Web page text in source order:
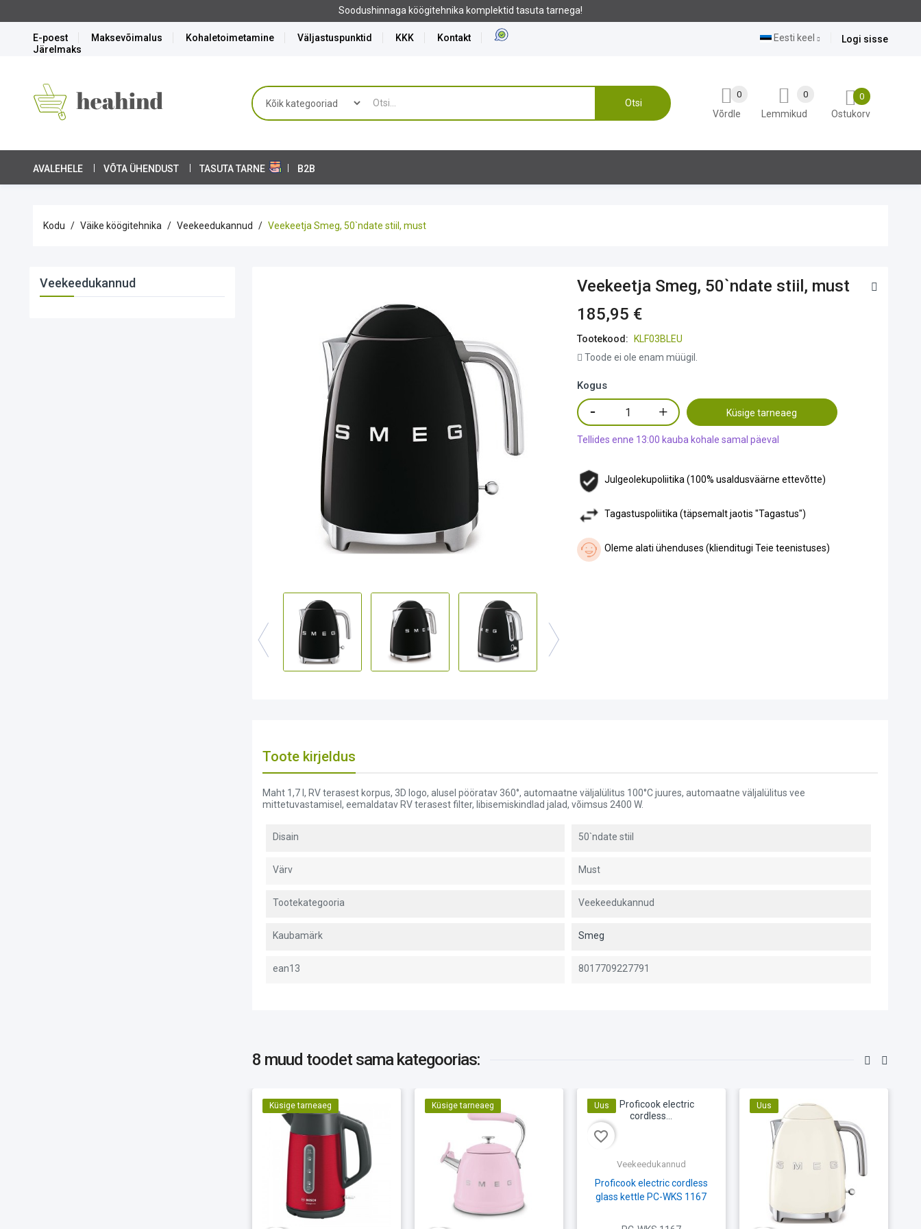
E-poest Maksevõimalus Kohaletoimetamine Väljastuspunktid KKK
Kontakt
Järelmaks
Logi sisse
Eesti keel
Otsi
0
Ostukorv
Lemmikud
0
Võrdle
0
AVALEHELE VÕTA ÜHENDUST TASUTA TARNE B2B
Kodu Väike köögitehnika Veekeedukannud Veekeetja Smeg, 50`ndate stiil, must
Veekeedukannud
Veekeetja Smeg, 50`ndate stiil, must
185,95 €
Tootekood:
KLF03BLEU
Toode ei ole enam müügil.
Kogus
Küsige tarneaeg
Tellides enne 13:00 kauba kohale samal päeval
Julgeolekupoliitika (100% usaldusväärne ettevõtte)
Tagastuspoliitika (täpsemalt jaotis "Tagastus")
Oleme alati ühenduses (klienditugi Teie teenistuses)
Toote kirjeldus
Maht 1,7 l, RV terasest korpus, 3D logo, alusel pööratav 360°, automaatne väljalülitus 100°C juures, automaatne väljalülitus vee
mittetuvastamisel, eemaldatav RV terasest filter, libisemiskindlad jalad, võimsus 2400 W.
Disain 50`ndate stiil
Värv Must
Tootekategooria Veekeedukannud
Kaubamärk Smeg
ean13 8017709227791
8 muud toodet sama kategoorias:
Küsige tarneaeg Küsige tarneaeg
favorite_border
Uus
Veekeedukannud
Proficook electric cordless
glass kettle PC-WKS 1167
Uus